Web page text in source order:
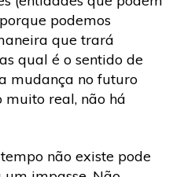
podemos
que trará
qual é o sentido de
mudança no futuro
muito real, não há
não existe pode